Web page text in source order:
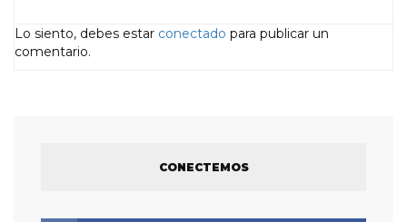
Lo siento, debes estar conectado para publicar un
comentario.
CONECTEMOS